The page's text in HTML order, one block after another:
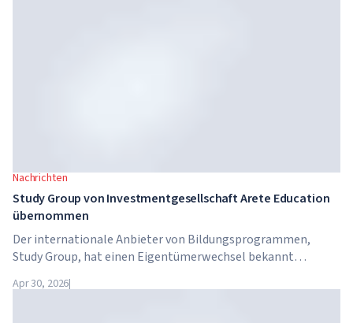
Nachrichten
Study Group von Investmentgesellschaft Arete Education
übernommen
Der internationale Anbieter von Bildungsprogrammen,
Study Group, hat einen Eigentümerwechsel bekannt
übernommen – einer Investmentstruktur im
Apr 30, 2026|